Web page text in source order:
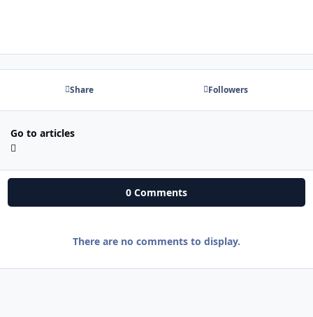
Share Followers
Go to articles
0 Comments
There are no comments to display.